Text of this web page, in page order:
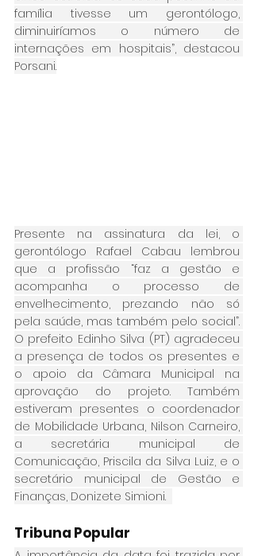
família tivesse um gerontólogo,
diminuiríamos o número de
internações em hospitais”, destacou
Porsani.
Presente na assinatura da lei, o
gerontólogo Rafael Cabau lembrou
que a profissão “faz a gestão e
acompanha o processo de
envelhecimento, prezando não só
pela saúde, mas também pelo social”.
O prefeito Edinho Silva (PT) agradeceu
a presença de todos os presentes e
o apoio da Câmara Municipal na
aprovação do projeto. Também
estiveram presentes o coordenador
de Mobilidade Urbana, Nilson Carneiro,
a secretária municipal de
Comunicação, Priscila da Silva Luiz, e o
secretário municipal de Gestão e
Finanças, Donizete Simioni.
Tribuna Popular